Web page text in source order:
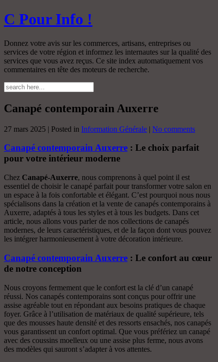
C Pour Info !
Donnez votre avis sur les commerces, artisans, entreprises ou
services de votre région et informez les internautes sur la qualité des
services que vous avez reçus. Ce site index automatiquement vos
commentaires en tête des moteurs de recherche.
Canapé contemporain Auxerre
27 mars 2025 | Posted in Information Générale | No comments
Canapé contemporain Auxerre : Le choix parfait
pour votre intérieur moderne
Chez Canapé-Auxerre, nous comprenons à quel point il est
essentiel de choisir le canapé parfait pour transformer votre salon en
un espace à la fois confortable et élégant. C’est pourquoi nous nous
spécialisons dans la création et la vente de canapés contemporains à
Auxerre, adaptés à tous les styles et à tous les budgets. Dans cet
article, nous allons vous parler de nos collections de canapés
modernes, de leurs caractéristiques, et de la façon dont vous pouvez
les intégrer harmonieusement à votre décoration intérieure.
Canapé contemporain Auxerre : Le confort au cœur
de notre conception
Nous croyons fermement que le confort est la clé d’un canapé
réussi. Nos canapés contemporains sont conçus pour offrir une
assise agréable tout en répondant aux besoins pratiques de chaque
foyer. Grâce à l’utilisation de matériaux de qualité supérieure, tels
que des mousses haute densité et des ressorts ensachés, nos canapés
vous garantissent un confort optimal. Que vous préfériez un canapé
avec des coussins moelleux ou une assise plus ferme, nous avons
des modèles qui sauront s’adapter à vos attentes.